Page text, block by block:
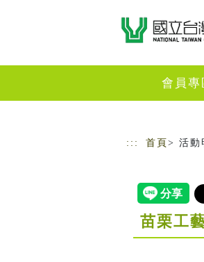
會員專
::: 首頁 > 活動
苗栗工